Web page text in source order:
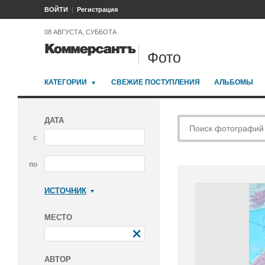
ВОЙТИ Регистрация
08 АВГУСТА, СУББОТА
Фото
КАТЕГОРИИ СВЕЖИЕ ПОСТУПЛЕНИЯ АЛЬБОМЫ
ДАТА
с
по
ИСТОЧНИК
МЕСТО
АВТОР